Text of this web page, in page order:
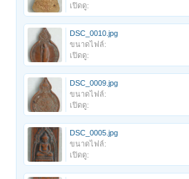
เปิดดู:
DSC_0010.jpg
ขนาดไฟล์:
เปิดดู:
DSC_0009.jpg
ขนาดไฟล์:
เปิดดู:
DSC_0005.jpg
ขนาดไฟล์:
เปิดดู: